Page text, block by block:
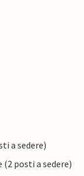
a sedere)
posti a sedere)